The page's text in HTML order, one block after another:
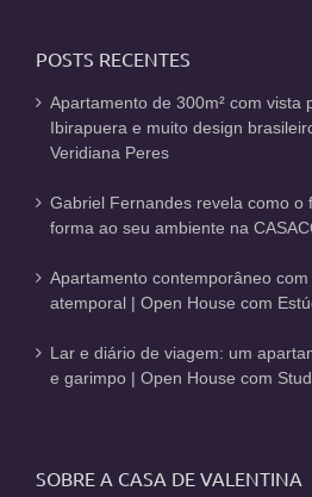
POSTS RECENTES
Apartamento de 300m² com vista
Ibirapuera e muito design
Veridiana Peres
Gabriel Fernandes revela como o
forma ao seu ambiente na
Apartamento contemporâneo
atemporal | Open House com
Lar e diário de viagem: um
e garimpo | Open House com
SOBRE A CASA DE VALENTINA